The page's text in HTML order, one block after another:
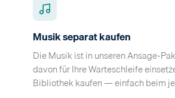
Musik separat kaufen
Die Musik ist in unseren Ansage-
davon für Ihre Warteschleife
Bibliothek kaufen — einfach beim